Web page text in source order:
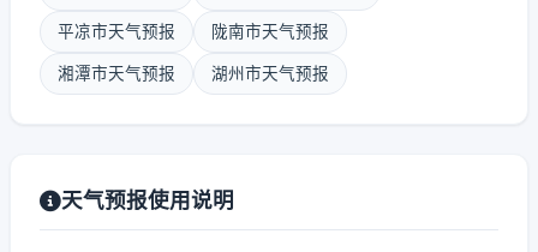
平凉市天气预报 陇南市天气预报
湘潭市天气预报 湖州市天气预报
天气预报使用说明